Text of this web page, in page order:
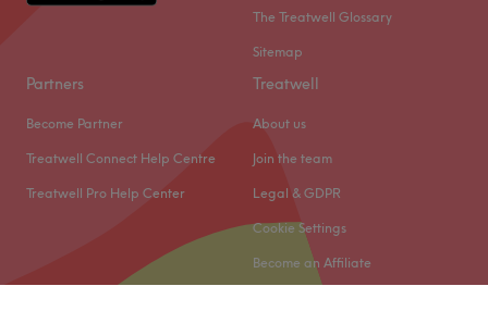
The Treatwell Glossary
Sitemap
Partners
Become Partner
Treatwell Connect Help Centre
Treatwell Pro Help Center
Treatwell
About us
Join the team
Legal & GDPR
Cookie Settings
Become an Affiliate